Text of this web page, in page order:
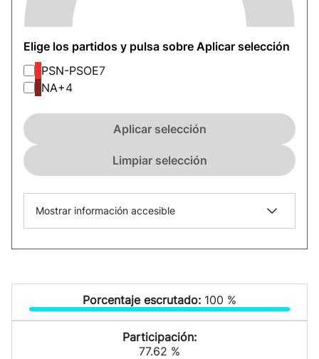
Elige los partidos y pulsa sobre Aplicar selección
PSN-PSOE7
NA+4
Aplicar selección
Limpiar selección
Mostrar información accesible
Porcentaje escrutado: 100 %
Participación:
77.62 %